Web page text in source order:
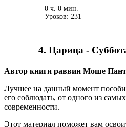
0 ч. 0 мин.
Уроков: 231
4. Царица -
Автор книги раввин Моше
Лучшее на данный момент
его соблюдать, от одного из
современности.
Этот материал поможет вам